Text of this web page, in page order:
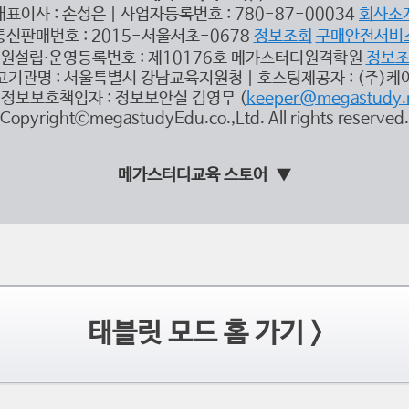
표이사 : 손성은 | 사업자등록번호 : 780-87-00034 회사소
신판매번호 : 2015-서울서초-0678 정보조회 구매안전서비
설립∙운영등록번호 : 제10176호 메가스터디원격학원 정보
기관명 : 서울특별시 강남교육지원청 | 호스팅제공자 : (주)케
보보호책임자 : 정보보안실 김영무 (
CopyrightⓒmegastudyEdu.co.,Ltd. All rights reserved.
메가스터디교육 스토어
태블릿 모드 홈 가기 >